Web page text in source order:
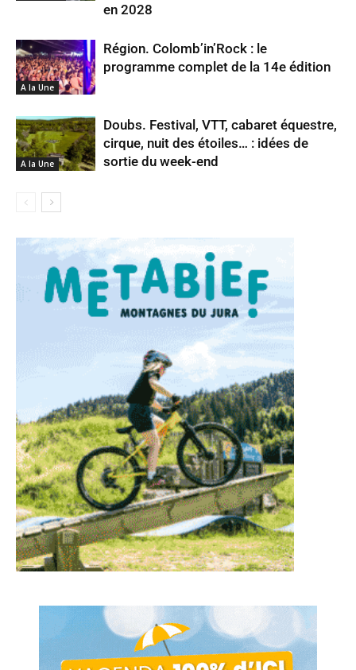
en 2028
A la Une
Région. Colomb’in’Rock : le
programme complet de la 14e édition
A la Une
Doubs. Festival, VTT, cabaret équestre,
cirque, nuit des étoiles… : idées de
sortie du week-end